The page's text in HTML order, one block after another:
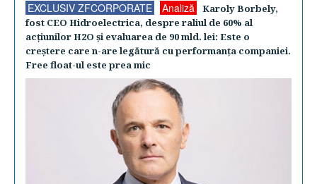
EXCLUSIV ZFCORPORATE Analiză
Karoly Borbely,
fost CEO Hidroelectrica, despre raliul de 60% al
acţiunilor H2O şi evaluarea de 90 mld. lei: Este o
creştere care n-are legătură cu performanţa companiei.
Free float-ul este prea mic